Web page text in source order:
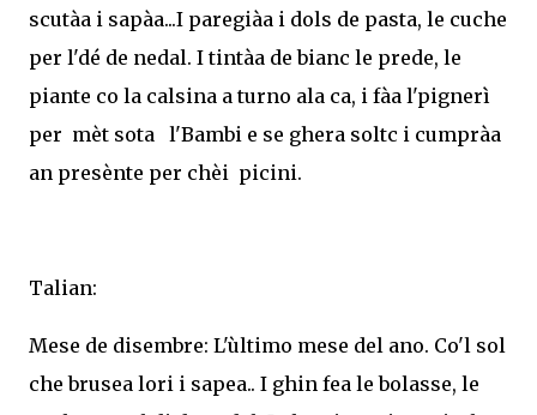
scutàa i sapàa...I paregiàa i dols de pasta, le cuche
per l'dé de nedal. I tintàa de bianc le prede, le
piante co la calsina a turno ala ca, i fàa l'pignerì
per mèt sota l'Bambi e se ghera soltc i cumpràa
an presènte per chèi picini.
Talian:
Mese de disembre: L'ùltimo mese del ano. Co'l sol
che brusea lori i sapea.. I ghin fea le bolasse, le